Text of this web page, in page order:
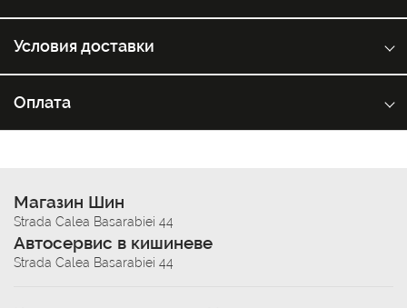
Условия доставки
Оплата
Магазин Шин
Strada Calea Basarabiei 44
Автосервис в кишиневе
Strada Calea Basarabiei 44